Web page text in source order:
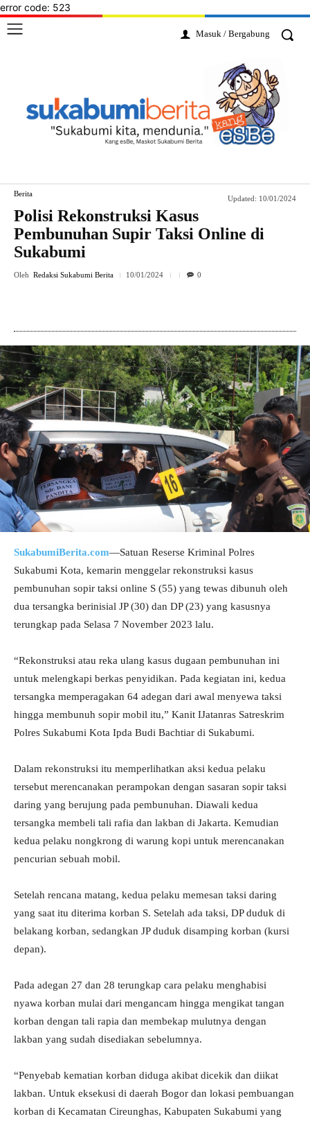
error code: 523
Masuk / Bergabung
Berita
Updated: 10/01/2024
Polisi Rekonstruksi Kasus
Pembunuhan Supir Taksi Online di
Sukabumi
Oleh Redaksi Sukabumi Berita 10/01/2024 0
SukabumiBerita.com—Satuan Reserse Kriminal Polres
Sukabumi Kota, kemarin menggelar rekonstruksi kasus
pembunuhan sopir taksi online S (55) yang tewas dibunuh oleh
dua tersangka berinisial JP (30) dan DP (23) yang kasusnya
terungkap pada Selasa 7 November 2023 lalu.
“Rekonstruksi atau reka ulang kasus dugaan pembunuhan ini
untuk melengkapi berkas penyidikan. Pada kegiatan ini, kedua
tersangka memperagakan 64 adegan dari awal menyewa taksi
hingga membunuh sopir mobil itu,” Kanit IJatanras Satreskrim
Polres Sukabumi Kota Ipda Budi Bachtiar di Sukabumi.
Dalam rekonstruksi itu memperlihatkan aksi kedua pelaku
tersebut merencanakan perampokan dengan sasaran sopir taksi
daring yang berujung pada pembunuhan. Diawali kedua
tersangka membeli tali rafia dan lakban di Jakarta. Kemudian
kedua pelaku nongkrong di warung kopi untuk merencanakan
pencurian sebuah mobil.
Setelah rencana matang, kedua pelaku memesan taksi daring
yang saat itu diterima korban S. Setelah ada taksi, DP duduk di
belakang korban, sedangkan JP duduk disamping korban (kursi
depan).
Pada adegan 27 dan 28 terungkap cara pelaku menghabisi
nyawa korban mulai dari mengancam hingga mengikat tangan
korban dengan tali rapia dan membekap mulutnya dengan
lakban yang sudah disediakan sebelumnya.
“Penyebab kematian korban diduga akibat dicekik dan diikat
lakban. Untuk eksekusi di daerah Bogor dan lokasi pembuangan
korban di Kecamatan Cireunghas, Kabupaten Sukabumi yang